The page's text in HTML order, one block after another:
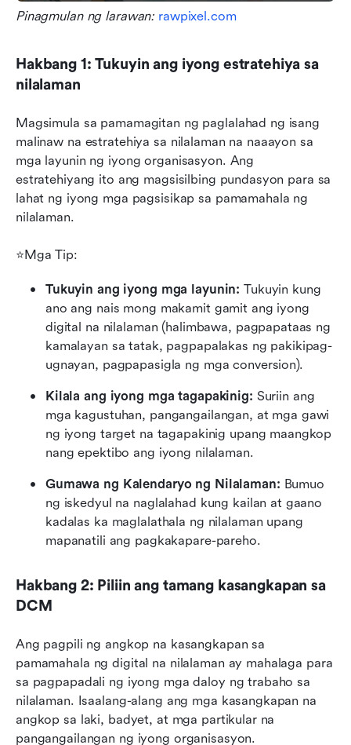
Pinagmulan ng larawan: rawpixel.com
Hakbang 1: Tukuyin ang iyong estratehiya sa
nilalaman
Magsimula sa pamamagitan ng paglalahad ng isang
malinaw na estratehiya sa nilalaman na naaayon sa
mga layunin ng iyong organisasyon. Ang
estratehiyang ito ang magsisilbing pundasyon para sa
lahat ng iyong mga pagsisikap sa pamamahala ng
nilalaman.
⭐Mga Tip:
Tukuyin ang iyong mga layunin: Tukuyin kung
ano ang nais mong makamit gamit ang iyong
digital na nilalaman (halimbawa, pagpapataas ng
kamalayan sa tatak, pagpapalakas ng pakikipag-
ugnayan, pagpapasigla ng mga conversion).
Kilala ang iyong mga tagapakinig: Suriin ang
mga kagustuhan, pangangailangan, at mga gawi
ng iyong target na tagapakinig upang maangkop
nang epektibo ang iyong nilalaman.
Gumawa ng Kalendaryo ng Nilalaman: Bumuo
ng iskedyul na naglalahad kung kailan at gaano
kadalas ka maglalathala ng nilalaman upang
mapanatili ang pagkakapare-pareho.
Hakbang 2: Piliin ang tamang kasangkapan sa
DCM
Ang pagpili ng angkop na kasangkapan sa
pamamahala ng digital na nilalaman ay mahalaga para
sa pagpapadali ng iyong mga daloy ng trabaho sa
nilalaman. Isaalang-alang ang mga kasangkapan na
angkop sa laki, badyet, at mga partikular na
pangangailangan ng iyong organisasyon.